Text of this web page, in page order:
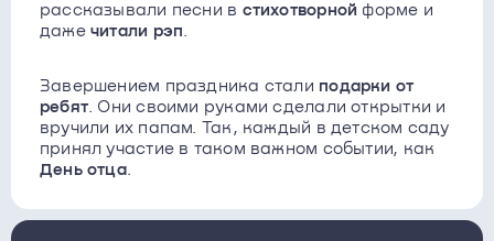
рассказывали песни в стихотворной форме и
дажечитали рэп.
Завершением праздника стали подарки от
ребят . Они своими руками сделали открытки и
вручили их папам. Так, каждый в детском саду
принял участие в таком важном событии, как
День отца.